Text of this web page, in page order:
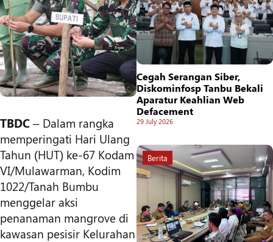
TBDC – Dalam rangka
memperingati Hari Ulang
Tahun (HUT) ke-67 Kodam
VI/Mulawarman, Kodim
1022/Tanah Bumbu
menggelar aksi
penanaman mangrove di
kawasan pesisir Kelurahan
Cegah Serangan Siber,
Diskominfosp Tanbu Bekali
Aparatur Keahlian Web
Defacement
29 July 2026
Berita